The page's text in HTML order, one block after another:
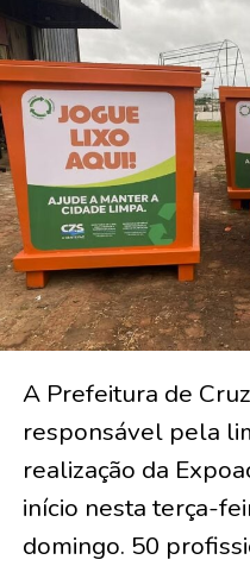
A Prefeitura de
responsável pela
realização da
início nesta terça-
domingo. 50